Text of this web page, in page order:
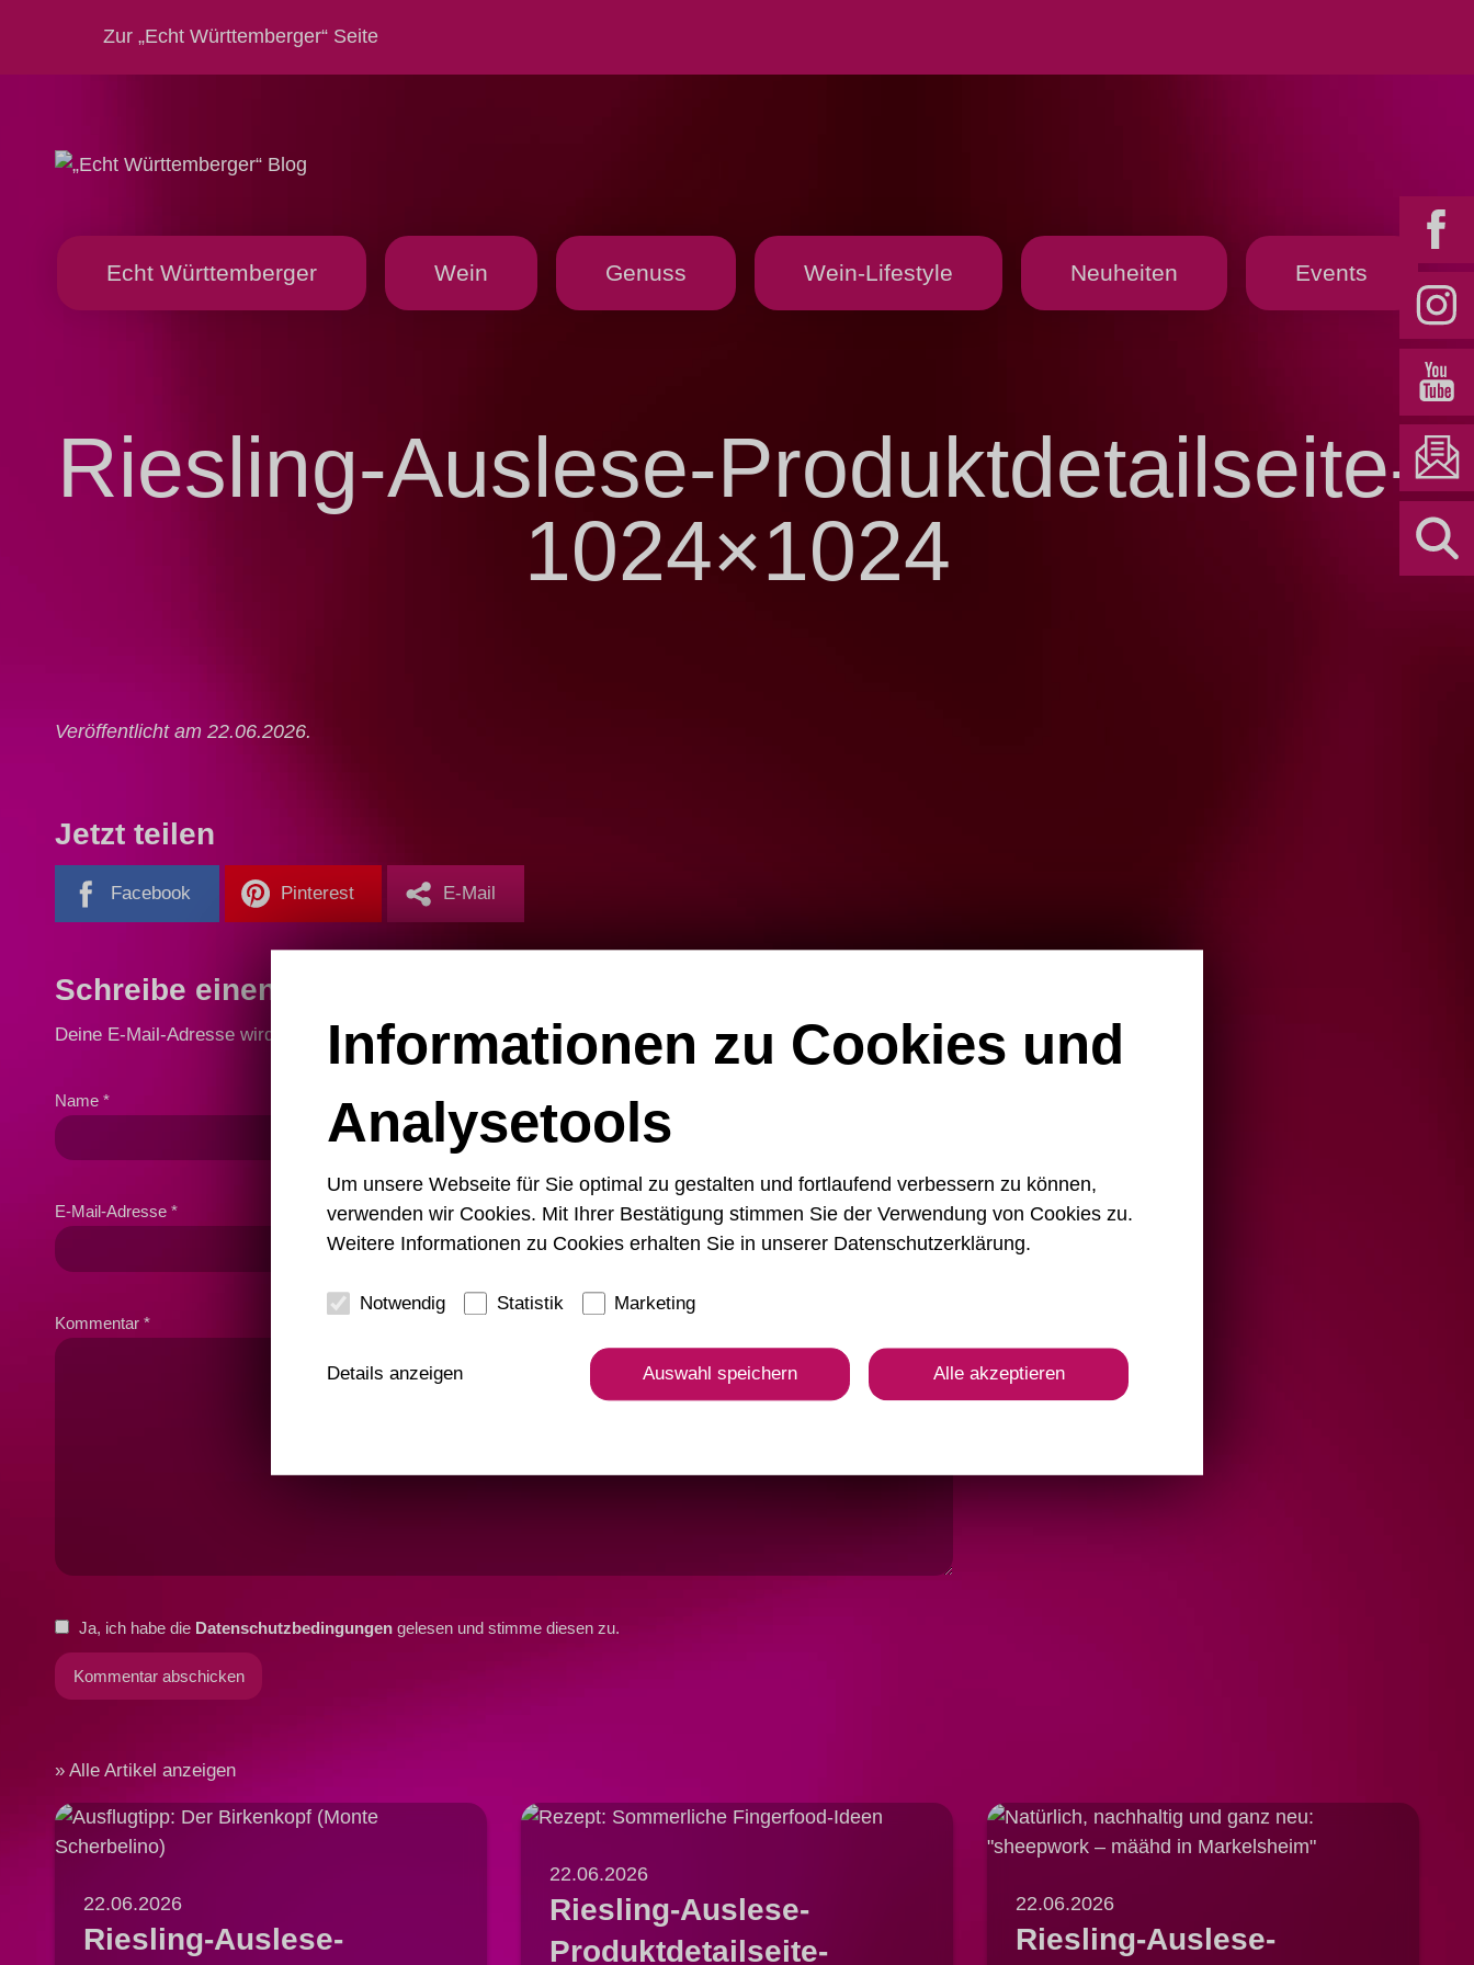
Zur „Echt Württemberger“ Seite
Echt Württemberger Wein Genuss Wein-Lifestyle Neuheiten Events
Riesling-Auslese-Produktdetailseite-
1024×1024
Veröffentlicht am 22.06.2026.
Jetzt teilen
Facebook Pinterest E-Mail
Schreibe einen Kommentar
Deine E-Mail-Adresse wird nicht veröffentlicht. Erforderliche Felder sind mit*markiert
Name*
E-Mail-Adresse*
Kommentar*
Ja, ich habe die Datenschutzbedingungengelesen und stimme diesen zu.
Alle Artikel anzeigen
22.06.2026
Riesling-Auslese-
22.06.2026
Riesling-Auslese-
Produktdetailseite-
22.06.2026
Riesling-Auslese-
Informationen zu Cookies und
Analysetools
Um unsere Webseite für Sie optimal zu gestalten und fortlaufend verbessern zu können,
verwenden wir Cookies. Mit Ihrer Bestätigung stimmen Sie der Verwendung von Cookies zu.
Weitere Informationen zu Cookies erhalten Sie in unserer Datenschutzerklärung.
Notwendig Statistik Marketing
Details anzeigen Auswahl speichern Alle akzeptieren